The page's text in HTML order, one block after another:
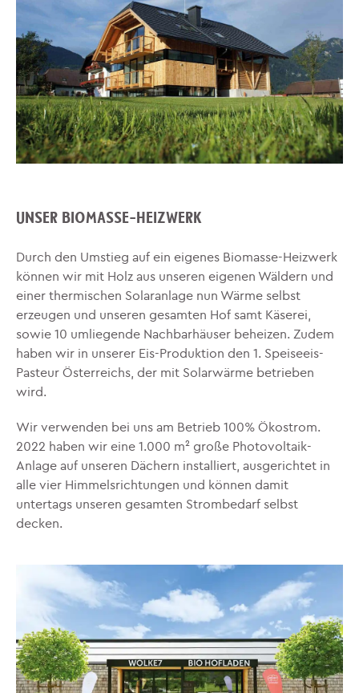
UNSER BIOMASSE-HEIZWERK
Durch den Umstieg auf ein eigenes Biomasse-Heizwerk
können wir mit Holz aus unseren eigenen Wäldern und
einer thermischen Solaranlage nun Wärme selbst
erzeugen und unseren gesamten Hof samt Käserei,
sowie 10 umliegende Nachbarhäuser beheizen. Zudem
haben wir in unserer Eis-Produktion den 1. Speiseeis-
Pasteur Österreichs, der mit Solarwärme betrieben
wird.
Wir verwenden bei uns am Betrieb 100% Ökostrom.
2022 haben wir eine 1.000 m² große Photovoltaik-
Anlage auf unseren Dächern installiert, ausgerichtet in
alle vier Himmelsrichtungen und können damit
untertags unseren gesamten Strombedarf selbst
decken.